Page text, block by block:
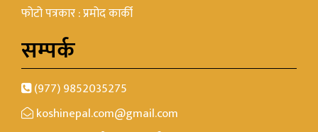
फोटो पत्रकार : प्रमोद कार्की
सम्पर्क
(977) 9852035275
koshinepal.com@gmail.com